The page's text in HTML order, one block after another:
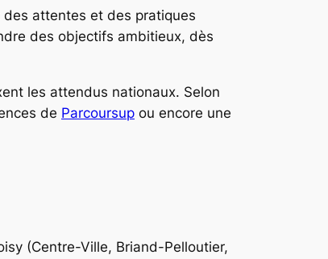
attentes et des pratiques
des objectifs ambitieux, dès
les attendus nationaux. Selon
de Parcoursup ou encore une
(Centre-Ville, Briand-Pelloutier,